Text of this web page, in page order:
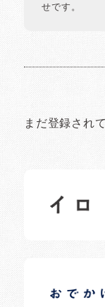
せです。
まだ登録され
日常の様子など随
日常の様子など随